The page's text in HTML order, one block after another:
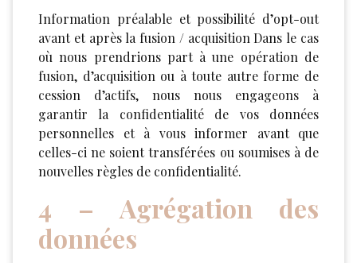
Information préalable et possibilité d’opt-out
avant et après la fusion / acquisition Dans le cas
où nous prendrions part à une opération de
fusion, d’acquisition ou à toute autre forme de
cession d’actifs, nous nous engageons à
garantir la confidentialité de vos données
personnelles et à vous informer avant que
celles-ci ne soient transférées ou soumises à de
nouvelles règles de confidentialité.
4 – Agrégation des
données